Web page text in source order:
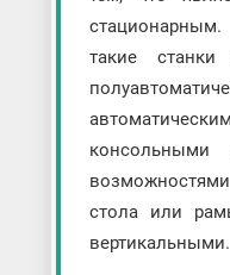
такие
стола или
вертикальными.